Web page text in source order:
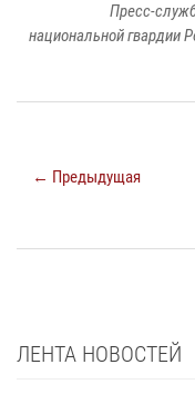
Пресс-
национальной гвардии
← Предыдущая
ЛЕНТА НОВОСТЕЙ